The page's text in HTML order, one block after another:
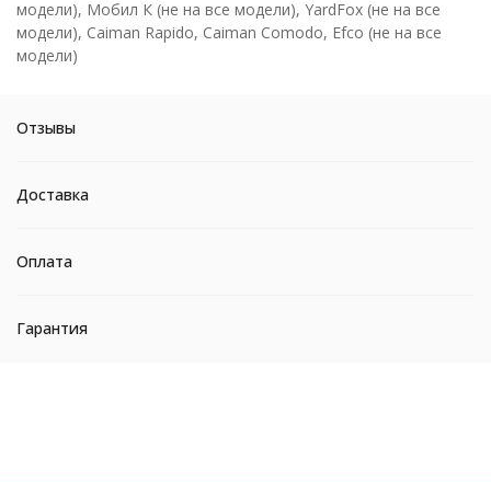
модели), Мобил К (не на все модели), YardFox (не на все
модели), Caiman Rapido, Caiman Comodo, Efco (не на все
модели)
Отзывы
Доставка
Оплата
Гарантия